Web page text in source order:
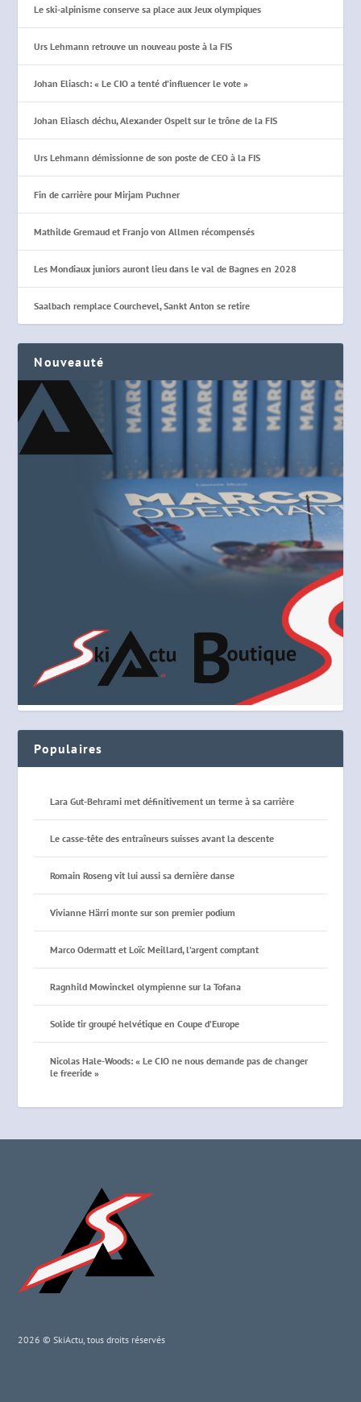
Le ski-alpinisme conserve sa place aux Jeux olympiques
Urs Lehmann retrouve un nouveau poste à la FIS
Johan Eliasch: « Le CIO a tenté d’influencer le vote »
Johan Eliasch déchu, Alexander Ospelt sur le trône de la FIS
Urs Lehmann démissionne de son poste de CEO à la FIS
Fin de carrière pour Mirjam Puchner
Mathilde Gremaud et Franjo von Allmen récompensés
Les Mondiaux juniors auront lieu dans le val de Bagnes en 2028
Saalbach remplace Courchevel, Sankt Anton se retire
Nouveauté
Populaires
Lara Gut-Behrami met définitivement un terme à sa carrière
Le casse-tête des entraîneurs suisses avant la descente
Romain Roseng vit lui aussi sa dernière danse
Vivianne Härri monte sur son premier podium
Marco Odermatt et Loïc Meillard, l’argent comptant
Ragnhild Mowinckel olympienne sur la Tofana
Solide tir groupé helvétique en Coupe d’Europe
Nicolas Hale-Woods: « Le CIO ne nous demande pas de changer
le freeride »
2026 © SkiActu, tous droits réservés